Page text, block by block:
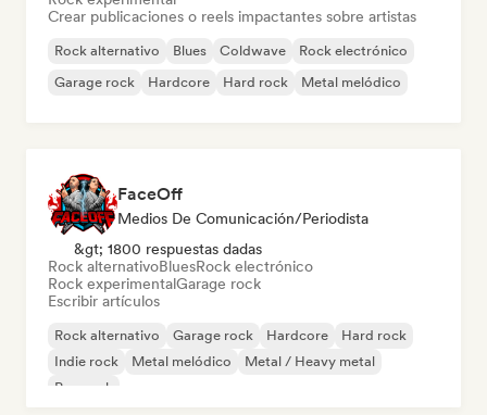
Crear publicaciones o reels impactantes sobre artistas
Rock alternativo Blues Coldwave
Rock electrónico
Garage rock
Hardcore Hard rock Metal melódico
FaceOff
Medios De Comunicación/Periodista
&gt; 1800 respuestas dadas
Rock alternativoBluesRock electrónico
Rock experimentalGarage rock
Escribir artículos
Rock alternativo Garage rock Hardcore
Hard rock
Indie rock
Metal melódico
Metal / Heavy metal
Pop rock